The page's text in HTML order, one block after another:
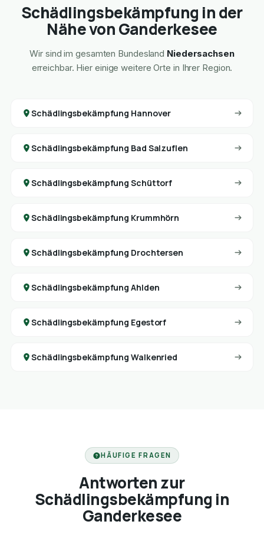
Schädlingsbekämpfung in der
Nähe von Ganderkesee
Wir sind im gesamten Bundesland Niedersachsen
erreichbar. Hier einige weitere Orte in Ihrer Region.
Schädlingsbekämpfung Hannover
Schädlingsbekämpfung Bad Salzuflen
Schädlingsbekämpfung Schüttorf
Schädlingsbekämpfung Krummhörn
Schädlingsbekämpfung Drochtersen
Schädlingsbekämpfung Ahlden
Schädlingsbekämpfung Egestorf
Schädlingsbekämpfung Walkenried
HÄUFIGE FRAGEN
Antworten zur
Schädlingsbekämpfung in
Ganderkesee